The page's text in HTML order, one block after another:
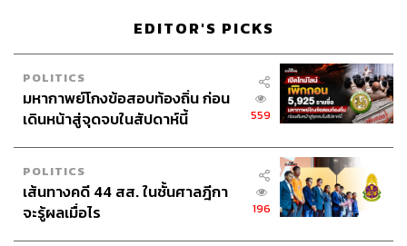
EDITOR'S PICKS
POLITICS
มหากาพย์โกงข้อสอบท้องถิ่น ก่อน
เดินหน้าสู่จุดจบในสัปดาห์นี้
559
POLITICS
เส้นทางคดี 44 สส. ในชั้นศาลฎีกา
จะรู้ผลเมื่อไร
196